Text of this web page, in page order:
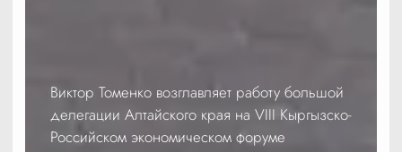
Виктор Томенко возглавляет работу большой
делегации Алтайского края на VIII Кыргызско-
Российском экономическом форуме